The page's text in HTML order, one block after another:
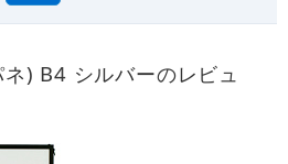
) B4 シルバーのレビュ